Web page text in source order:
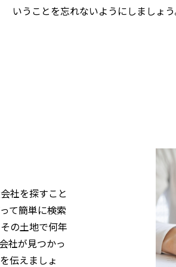
いうことを忘れないようにしましょ
社を探すこと
て簡単に検索
の土地で何年
社が見つかっ
伝えましょ